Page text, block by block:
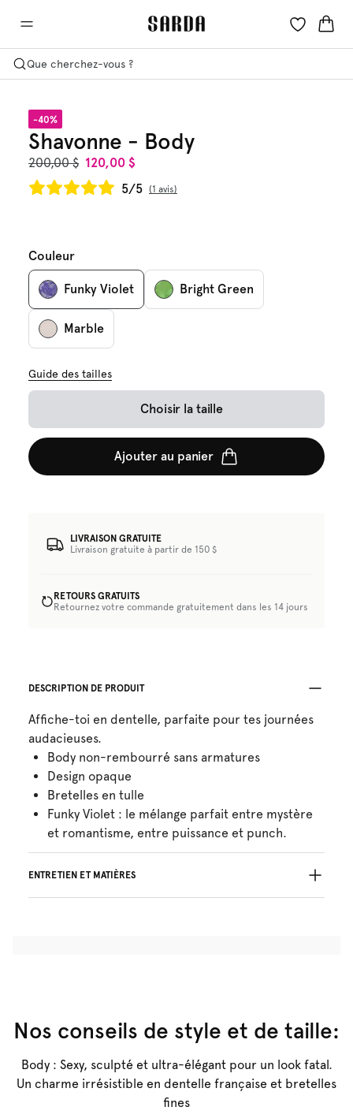
Que cherchez-vous ?
-40%
Shavonne - Body
200,00 $ 120,00 $
5/5
1 avis
Couleur
Funky Violet Bright Green
Marble
Guide des tailles
Choisir la taille
Ajouter au panier
LIVRAISON GRATUITE
Livraison gratuite à partir de 150 $
RETOURS GRATUITS
Retournez votre commande gratuitement dans les 14 jours
DESCRIPTION DE PRODUIT
Affiche-toi en dentelle, parfaite pour tes journées
audacieuses.
Body non-rembourré sans armatures
Design opaque
Bretelles en tulle
Funky Violet : le mélange parfait entre mystère
et romantisme, entre puissance et punch.
ENTRETIEN ET MATIÈRES
Coton:6%, Polyamide:73%, Elasthanne:21%
Nos conseils de style et de taille:
Body : Sexy, sculpté et ultra-élégant pour un look fatal.
Un charme irrésistible en dentelle française et bretelles
fines